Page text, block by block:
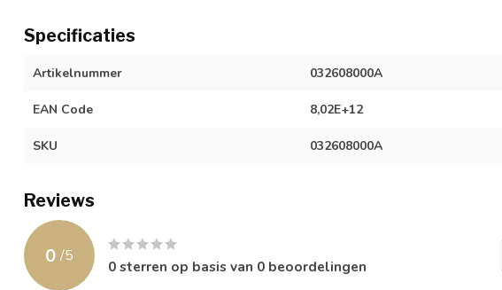
Specificaties
Artikelnummer 032608000A
EAN Code 8,02E+12
SKU 032608000A
Reviews
0 /5
0sterren op basis van 0 beoordelingen